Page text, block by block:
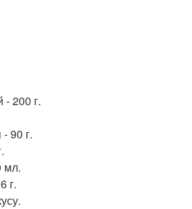
200 г.
90 г.
мл.
г.